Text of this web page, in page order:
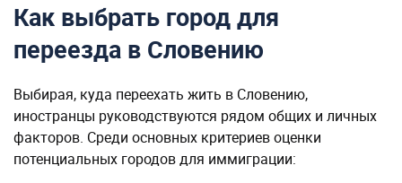
Как выбрать город для
переезда в Словению
Выбирая, куда переехать жить в Словению,
иностранцы руководствуются рядом общих и личных
факторов. Среди основных критериев оценки
потенциальных городов для иммиграции: